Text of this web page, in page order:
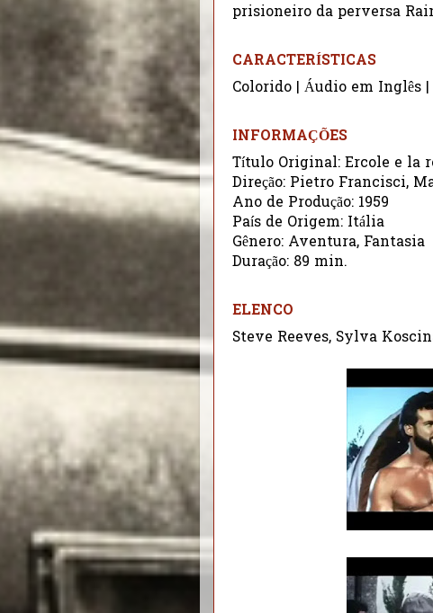
prisioneiro da perversa
CARACTERÍSTICAS
Colorido | Áudio em Inglês
INFORMAÇÕES
Título Original: Ercole e la
Direção: Pietro Francisci,
Ano de Produção: 1959
País de Origem: Itália
Gênero: Aventura, Fantasia
Duração: 89 min.
ELENCO
Steve Reeves, Sylva